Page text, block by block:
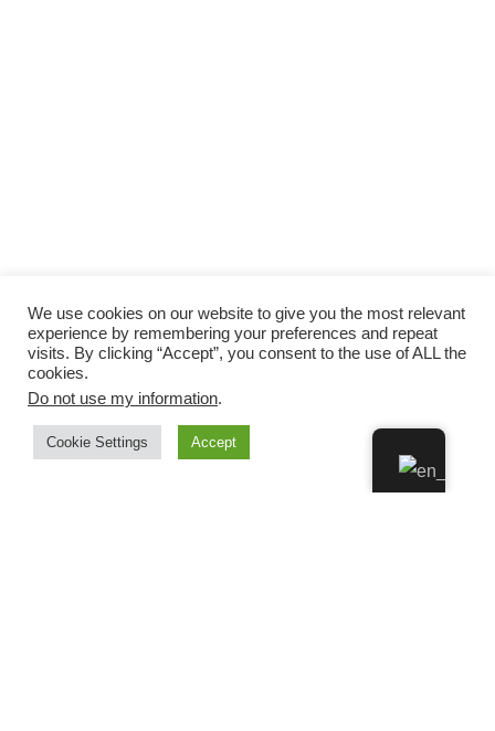
We use cookies on our website to give you the most relevant
experience by remembering your preferences and repeat
visits. By clicking “Accept”, you consent to the use of ALL the
cookies.
Do not use my information.
Cookie Settings Accept